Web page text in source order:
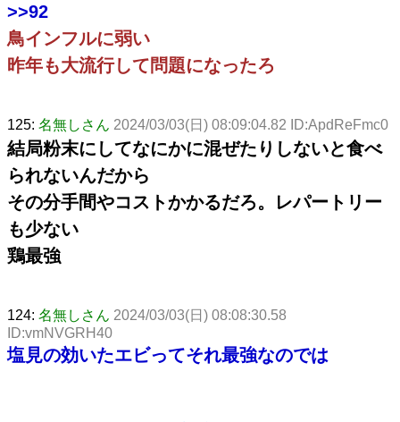
>>92
鳥インフルに弱い
昨年も大流行して問題になったろ
125: 名無しさん 2024/03/03(日) 08:09:04.82 ID:ApdReFmc0
結局粉末にしてなにかに混ぜたりしないと食べ
られないんだから
その分手間やコストかかるだろ。レパートリー
も少ない
鶏最強
124: 名無しさん 2024/03/03(日) 08:08:30.58
ID:vmNVGRH40
塩見の効いたエビってそれ最強なのでは